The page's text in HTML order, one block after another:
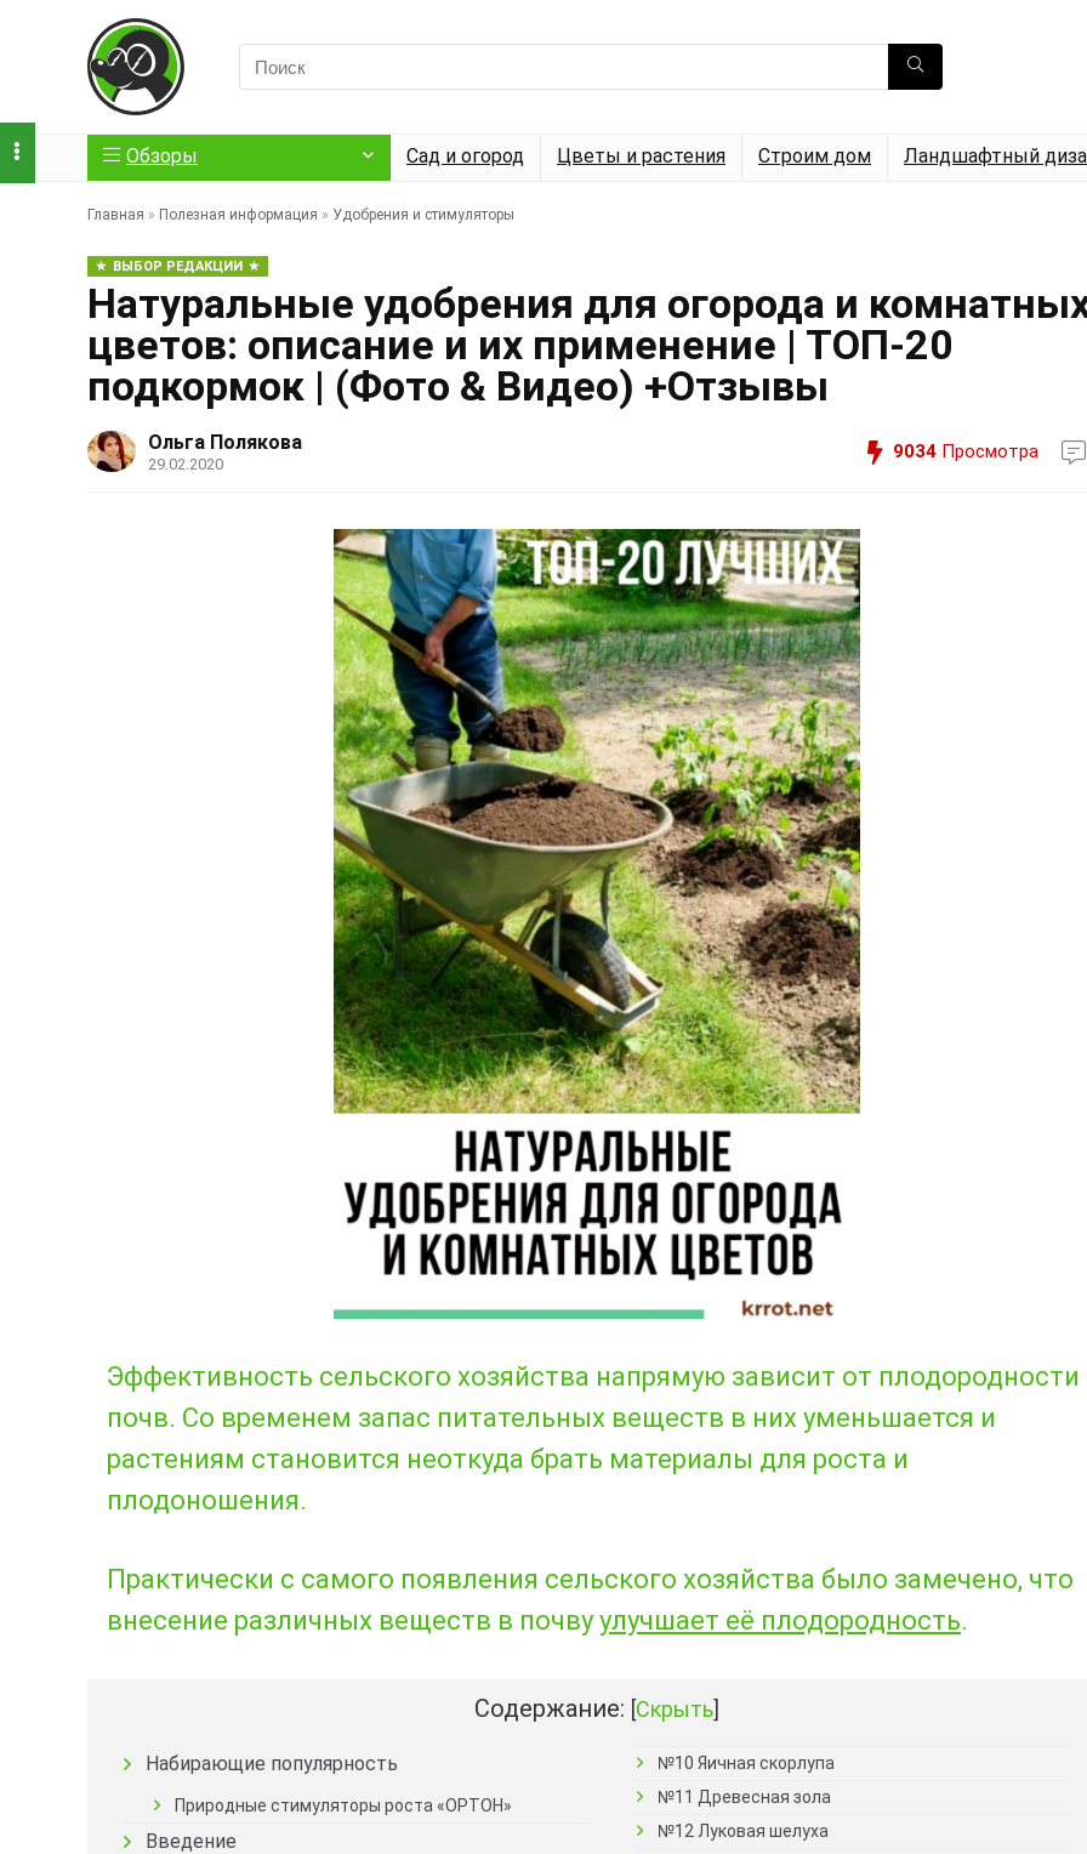
Обзоры Сад и огород Цветы и растения Строим дом Ландшафтный
Главная » Полезная информация » Удобрения и стимуляторы
ВЫБОР РЕДАКЦИИ
Натуральные удобрения для огорода и
цветов: описание и их применение | ТОП-20
подкормок | (Фото & Видео) +Отзывы
Ольга Полякова
29.02.2020
9034 Просмотра
Эффективность сельского хозяйства напрямую зависит от плодородности
почв. Со временем запас питательных веществ в них уменьшается и
растениям становится неоткуда брать материалы для роста и
плодоношения.
Практически с самого появления сельского хозяйства было замечено, что
внесение различных веществ в почву улучшает её плодородность.
Содержание: [Скрыть]
Набирающие популярность
Природные стимуляторы роста «ОРТОН»
Введение
№10 Яичная скорлупа
№11 Древесная зола
№12 Луковая шелуха